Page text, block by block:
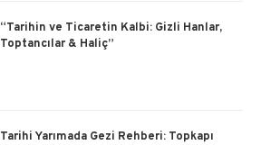
“Tarihin ve Ticaretin Kalbi: Gizli Hanlar,
Toptancılar & Haliç”
Tarihi Yarımada Gezi Rehberi: Topkapı